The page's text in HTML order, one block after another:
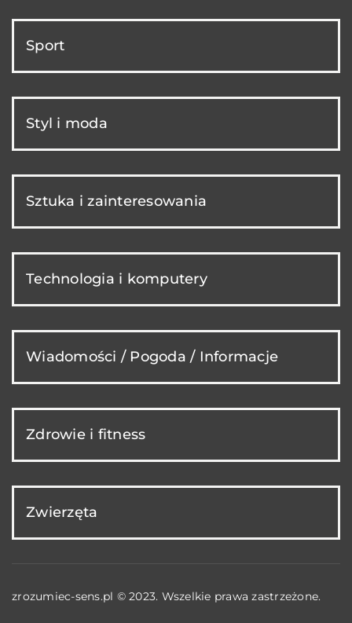
Sport
Styl i moda
Sztuka i zainteresowania
Technologia i komputery
Wiadomości / Pogoda / Informacje
Zdrowie i fitness
Zwierzęta
zrozumiec-sens.pl © 2023. Wszelkie prawa zastrzeżone.